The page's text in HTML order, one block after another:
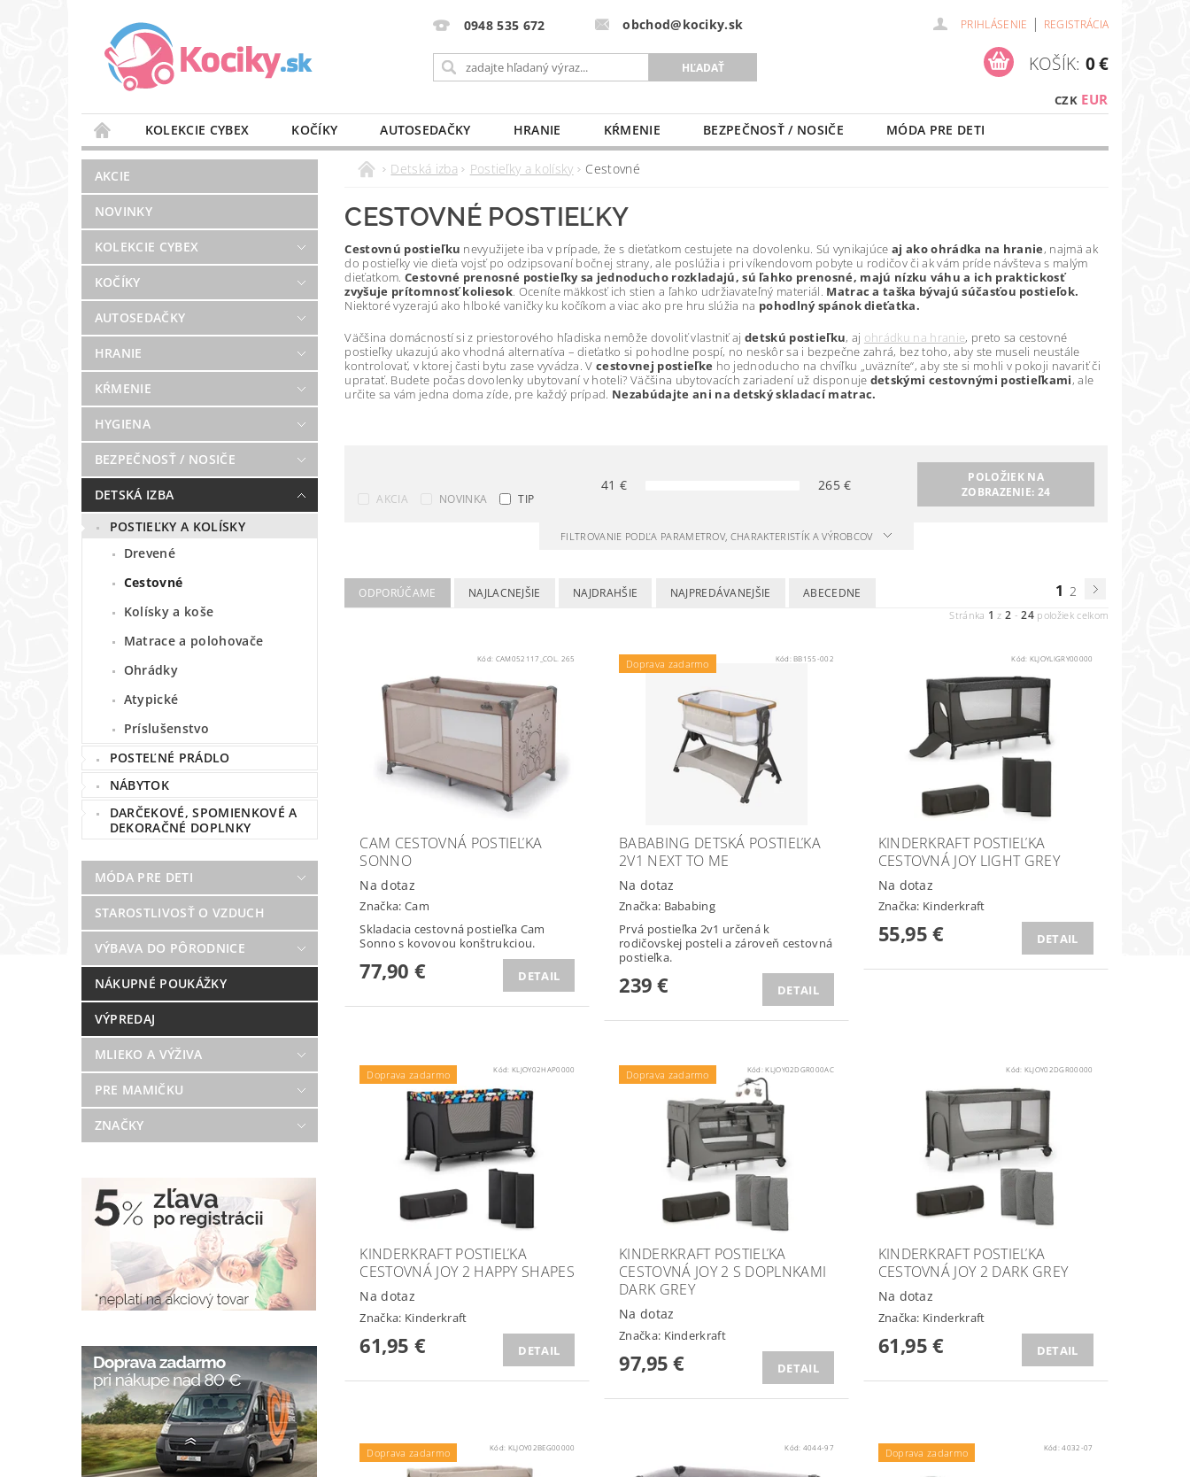
0948 535 672 obchod@kociky.sk PRIHLÁSENIE | REGISTRÁCIA
CZK EUR
KOŠÍK: 0 €
KOLEKCIE CYBEX KOČÍKY AUTOSEDAČKY HRANIE KŔMENIE BEZPEČNOSŤ / NOSIČE
MÓDA PRE DETI
STAROSTLIVOSŤ O VZDUCH
VÝBAVA DO PÔRODNICE MLIEKO A VÝŽIVA
BLOG
PREDAJŇA KONTAKT
AKCIE
NOVINKY
KOLEKCIE CYBEX
KOČÍKY
AUTOSEDAČKY
HRANIE
KŔMENIE
HYGIENA
BEZPEČNOSŤ / NOSIČE
DETSKÁ IZBA
POSTIEĽKY A KOLÍSKY
Drevené
Cestovné
Kolísky a koše
Matrace a polohovače
Ohrádky
Atypické
Príslušenstvo
POSTEĽNÉ PRÁDLO
NÁBYTOK
DARČEKOVÉ, SPOMIENKOVÉ A
DEKORAČNÉ DOPLNKY
MÓDA PRE DETI
STAROSTLIVOSŤ O VZDUCH
VÝBAVA DO PÔRODNICE
NÁKUPNÉ POUKÁŽKY
VÝPREDAJ
MLIEKO A VÝŽIVA
PRE MAMIČKU
ZNAČKY
Detská izba Postieľky a kolísky Cestovné
CESTOVNÉ POSTIEĽKY
Cestovnú postieľku nevyužijete iba v prípade, že s dieťatkom cestujete na dovolenku. Sú vynikajúceaj ako ohrádka na hranie, najmä ak
do postieľky vie dieťa vojsť po odzipsovaní bočnej strany, ale poslúžia i pri víkendovom pobyte u rodičov či ak vám príde návšteva s malým
dieťatkom. Cestovné prenosné postieľky sa jednoducho rozkladajú, sú ľahko prenosné, majú nízku váhu a ich praktickosť
zvyšuje prítomnosť koliesok. Oceníte mäkkosť ich stien a ľahko udržiavateľný materiál. Matrac a taška bývajú súčasťou postieľok.
Niektoré vyzerajú ako hlboké vaničky ku kočíkom a viac ako pre hru slúžia na pohodlný spánok dieťatka.
Väčšina domácností si z priestorového hľadiska nemôže dovoliť vlastniť ajdetskú postieľku, aj ohrádku na hranie, preto sa cestovné
postieľky ukazujú ako vhodná alternatíva – dieťatko si pohodlne pospí, no neskôr sa i bezpečne zahrá, bez toho, aby ste museli neustále
kontrolovať, v ktorej časti bytu zase vyvádza. V cestovnej postieľke ho jednoducho na chvíľku „uväzníte“, aby ste si mohli v pokoji navariť či
upratať. Budete počas dovolenky ubytovaní v hoteli? Väčšina ubytovacích zariadení už disponuje detskými cestovnými postieľkami, ale
určite sa vám jedna doma zíde, pre každý prípad. Nezabúdajte ani na detský skladací matrac.
AKCIA NOVINKA TIP
41 € 265€
POLOŽIEK NA
ZOBRAZENIE: 24
FILTROVANIE PODĽA PARAMETROV, CHARAKTERISTÍK A VÝROBCOV
ODPORÚČAME NAJLACNEJŠIE NAJDRAHŠIE NAJPREDÁVANEJŠIE ABECEDNE 1 2
Stránka 1 z2 -24 položiek celkom
Kód: CAM052117_COL. 265
CAM CESTOVNÁ POSTIEĽKA
SONNO
Na dotaz
Značka: Cam
Skladacia cestovná postieľka Cam
Sonno s kovovou konštrukciou.
77,90 € DETAIL
Doprava zadarmo Kód:BB155-002
BABABING DETSKÁ POSTIEĽKA
2V1 NEXT TO ME
Na dotaz
Značka: Bababing
Prvá postieľka 2v1 určená k
rodičovskej posteli a zároveň cestovná
postieľka.
239 € DETAIL
Kód: KLJOYLIGRY00000
KINDERKRAFT POSTIEĽKA
CESTOVNÁ JOY LIGHT GREY
Na dotaz
Značka: Kinderkraft
55,95 € DETAIL
Doprava zadarmo Kód: KLJOY02HAP0000
KINDERKRAFT POSTIEĽKA
CESTOVNÁ JOY 2 HAPPY SHAPES
Na dotaz
Značka: Kinderkraft
61,95 € DETAIL
Doprava zadarmo Kód:KLJOY02DGR000AC
KINDERKRAFT POSTIEĽKA
CESTOVNÁ JOY 2 S DOPLNKAMI
DARK GREY
Na dotaz
Značka: Kinderkraft
97,95 € DETAIL
Kód: KLJOY02DGR00000
KINDERKRAFT POSTIEĽKA
CESTOVNÁ JOY 2 DARK GREY
Na dotaz
Značka: Kinderkraft
61,95 € DETAIL
Doprava zadarmo Kód: KLJOY02BEG00000 Kód: 4044-97 Doprava zadarmo Kód:4032-07